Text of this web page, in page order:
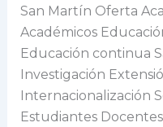
San Martín Oferta
Académicos
Educación continua
Investigación
Internacionalización
Estudiantes